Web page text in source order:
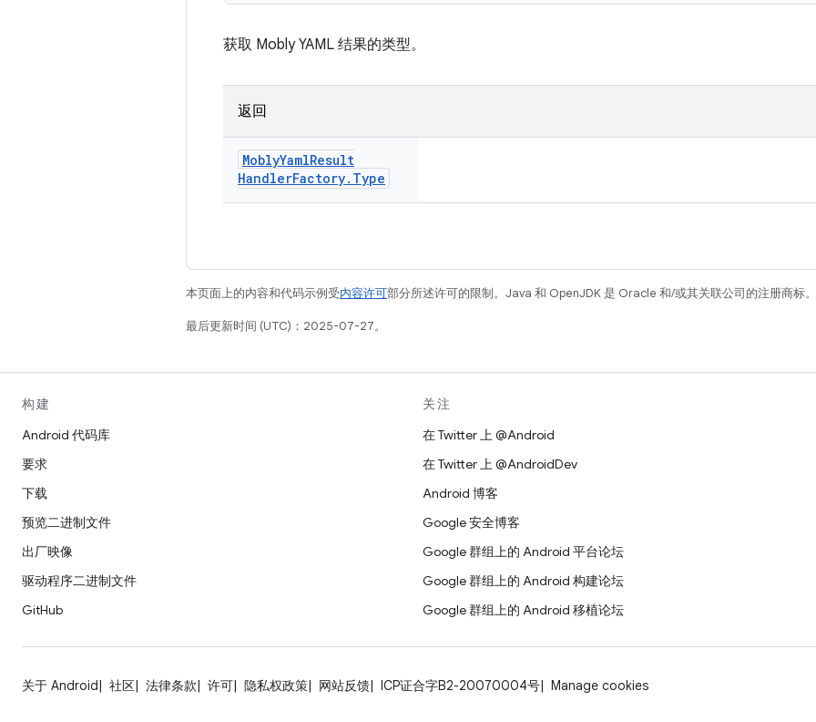
获取 Mobly YAML 结果的类型。
返回
MoblyYamlResult
HandlerFactory. Type
本页面上的内容和代码示例受内容许可部分所述许可的限制。Java 和 OpenJDK 是 Oracle 和/或其关联公司的注册商标。
最后更新时间 (UTC)：2025-07-27。
构建
Android 代码库
要求
下载
预览二进制文件
出厂映像
驱动程序二进制文件
GitHub
关注
在 Twitter 上 @Android
在 Twitter 上 @AndroidDev
Android 博客
Google 安全博客
Google 群组上的 Android 平台论坛
Google 群组上的 Android 构建论坛
Google 群组上的 Android 移植论坛
关于 Android 社区 法律条款 许可 隐私权政策 网站反馈 ICP证合字B2-20070004号 Manage cookies